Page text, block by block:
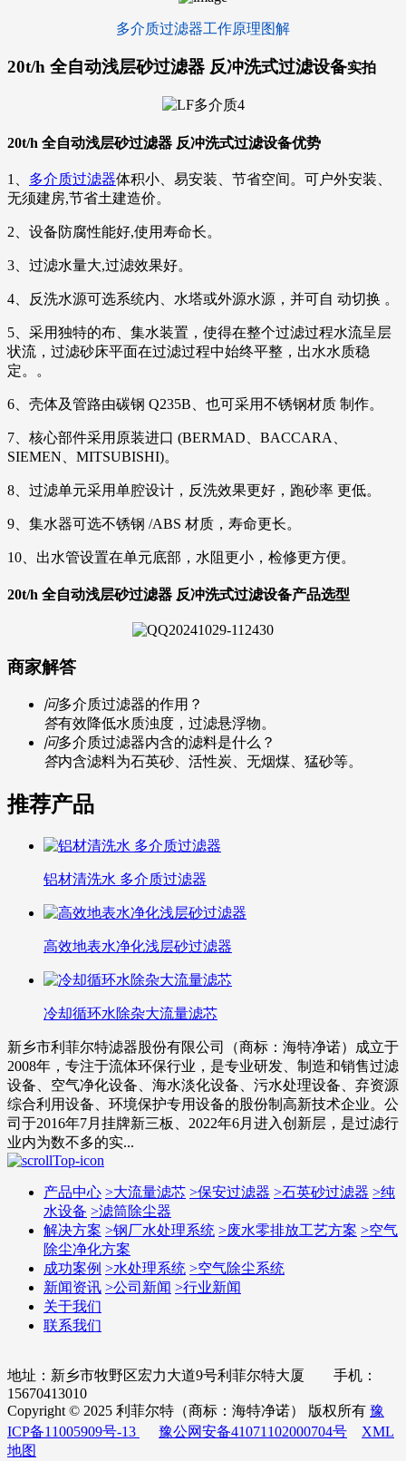
多介质过滤器工作原理图解
20t/h 全自动浅层砂过滤器 反冲洗式过滤设备实拍
20t/h 全自动浅层砂过滤器 反冲洗式过滤设备优势
1、 多介质过滤器体积小、易安装、节省空间。可户外安装、
无须建房,节省土建造价。
2、设备防腐性能好,使用寿命长。
3、过滤水量大,过滤效果好。
4、反洗水源可选系统内、水塔或外源水源，并可自 动切换 。
5、采用独特的布、集水装置，使得在整个过滤过程水流呈层
状流，过滤砂床平面在过滤过程中始终平整，出水水质稳
定。。
6、壳体及管路由碳钢 Q235B、也可采用不锈钢材质 制作。
7、核心部件采用原装进口 (BERMAD、BACCARA、
SIEMEN、MITSUBISHI)。
8、过滤单元采用单腔设计，反洗效果更好，跑砂率 更低。
9、集水器可选不锈钢 /ABS 材质，寿命更长。
10、出水管设置在单元底部，水阻更小，检修更方便。
20t/h 全自动浅层砂过滤器 反冲洗式过滤设备产品选型
商家解答
问多介质过滤器的作用？
答有效降低水质浊度，过滤悬浮物。
问多介质过滤器内含的滤料是什么？
答内含滤料为石英砂、活性炭、无烟煤、猛砂等。
推荐产品
铝材清洗水 多介质过滤器
高效地表水净化浅层砂过滤器
冷却循环水除杂大流量滤芯
新乡市利菲尔特滤器股份有限公司（商标：海特净诺）成立于
2008年，专注于流体环保行业，是专业研发、制造和销售过滤
设备、空气净化设备、海水淡化设备、污水处理设备、弃资源
综合利用设备、环境保护专用设备的股份制高新技术企业。公
司于2016年7月挂牌新三板、2022年6月进入创新层，是过滤行
业内为数不多的实...
产品中心 >大流量滤芯 >保安过滤器 >石英砂过滤器 >纯
水设备 >滤筒除尘器
解决方案 >钢厂水处理系统 >废水零排放工艺方案 >空气
除尘净化方案
成功案例 >水处理系统 >空气除尘系统
新闻资讯 >公司新闻 >行业新闻
关于我们
联系我们
地址：新乡市牧野区宏力大道9号利菲尔特大厦 手机：
15670413010
Copyright © 2025 利菲尔特（商标：海特净诺） 版权所有 豫
ICP备11005909号-13
豫公网安备41071102000704号
XML
地图